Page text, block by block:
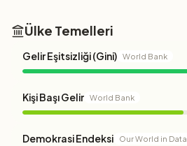
Ülke Temelleri
Gelir Eşitsizliği (Gini) World Bank
Kişi Başı Gelir World Bank
Demokrasi Endeksi Our World in Data